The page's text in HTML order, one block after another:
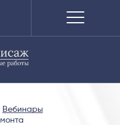
Вебинары